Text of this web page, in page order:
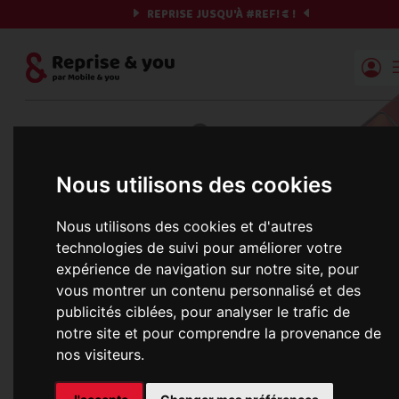
Nous utilisons des cookies
Nous utilisons des cookies et d'autres
technologies de suivi pour améliorer votre
expérience de navigation sur notre site, pour
vous montrer un contenu personnalisé et des
publicités ciblées, pour analyser le trafic de
notre site et pour comprendre la provenance de
nos visiteurs.
REPRISE JUSQU'À #REF!€ !
Reprise | Mobile & you
Préparez votre chrono et vos informations,
c'est parti !
Nous récupérons les meilleures
Une erreur est survenue :